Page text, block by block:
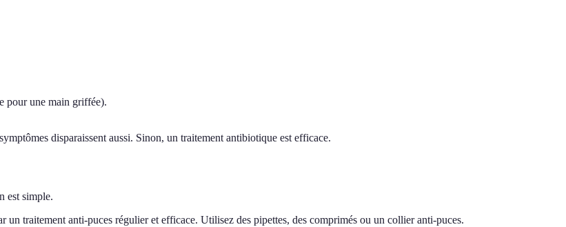
pour une main griffée).
disparaissent aussi. Sinon, un traitement antibiotique est efficace.
est simple.
traitement anti-puces régulier et efficace. Utilisez des pipettes, des comprimés ou un collier anti-puces.